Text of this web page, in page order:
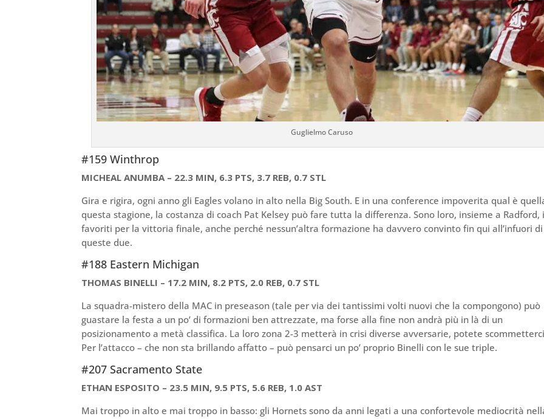
Guglielmo Caruso
#159 Winthrop
MICHEAL ANUMBA – 22.3 MIN, 6.3 PTS, 3.7 REB, 0.7 STL
Gira e rigira, ogni anno gli Eagles volano in alto nella Big South. E in una conference impoverita qual è
questa stagione, la costanza di coach Pat Kelsey può fare tutta la differenza. Sono loro, insieme a Radford,
favoriti per la vittoria finale, anche perché nessun’altra formazione ha davvero convinto fin qui all’infuori di
queste due.
#188 Eastern Michigan
THOMAS BINELLI – 17.2 MIN, 8.2 PTS, 2.0 REB, 0.7 STL
La squadra-mistero della MAC in preseason (tale per via dei tantissimi volti nuovi che la compongono) può
guastare la festa a un po’ di formazioni ben attrezzate, ma forse alla fine non andrà più in là di un
posizionamento a metà classifica. La loro zona 2-3 metterà in crisi diverse avversarie, potete
Per l’attacco – che non sta brillando affatto – può pensarci un po’ proprio Binelli con le sue triple.
#207 Sacramento State
ETHAN ESPOSITO – 23.5 MIN, 9.5 PTS, 5.6 REB, 1.0 AST
Mai troppo in alto e mai troppo in basso: gli Hornets sono da anni legati a una confortevole mediocrità